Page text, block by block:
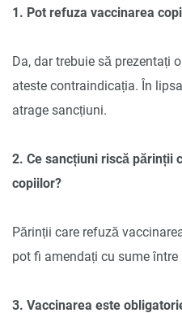
1. Pot refuza vaccinarea
Da, dar trebuie să prezentați
ateste contraindicația. În
atrage sancțiuni.
2. Ce sancțiuni riscă părinții
copiilor?
Părinții care refuză
pot fi amendați cu sume
3. Vaccinarea este